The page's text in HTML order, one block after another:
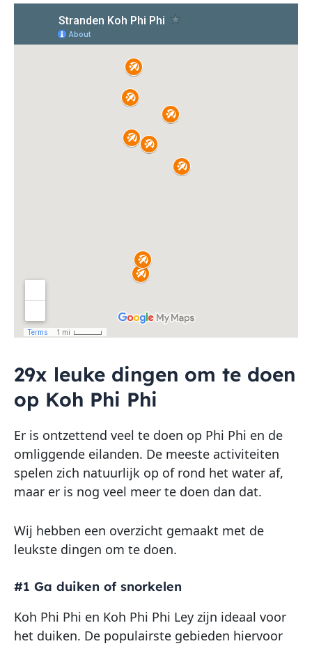
29x leuke dingen om te doen
op Koh Phi Phi
Er is ontzettend veel te doen op Phi Phi en de
omliggende eilanden. De meeste activiteiten
spelen zich natuurlijk op of rond het water af,
maar er is nog veel meer te doen dan dat.
Wij hebben een overzicht gemaakt met de
leukste dingen om te doen.
#1 Ga duiken of snorkelen
Koh Phi Phi en Koh Phi Phi Ley zijn ideaal voor
het duiken. De populairste gebieden hiervoor